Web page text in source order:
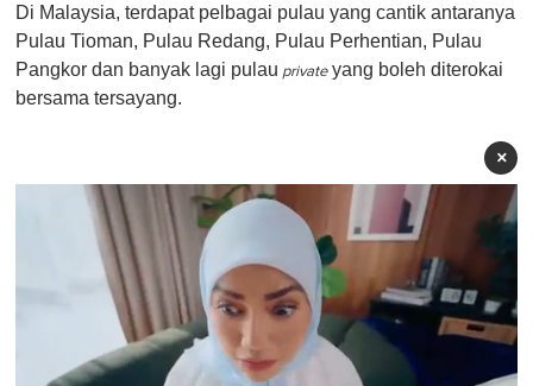
Di Malaysia, terdapat pelbagai pulau yang cantik antaranya
Pulau Tioman, Pulau Redang, Pulau Perhentian, Pulau
Pangkor dan banyak lagi pulau privateyang boleh diterokai
bersama tersayang.
×